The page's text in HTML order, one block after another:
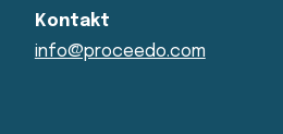
Kontakt
info@proceedo.com